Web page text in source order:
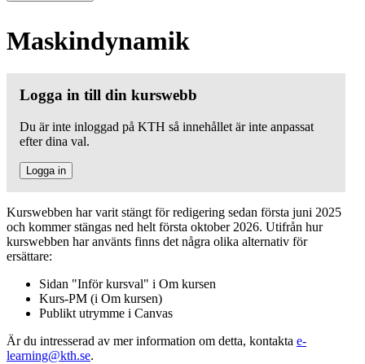
Maskindynamik
Logga in till din kurswebb
Du är inte inloggad på KTH så innehållet är inte anpassat
efter dina val.
Logga in
Kurswebben har varit stängt för redigering sedan första juni 2025
och kommer stängas ned helt första oktober 2026. Utifrån hur
kurswebben har använts finns det några olika alternativ för
ersättare:
Sidan "Inför kursval" i Om kursen
Kurs-PM (i Om kursen)
Publikt utrymme i Canvas
Är du intresserad av mer information om detta, kontakta e-
learning@kth.se.